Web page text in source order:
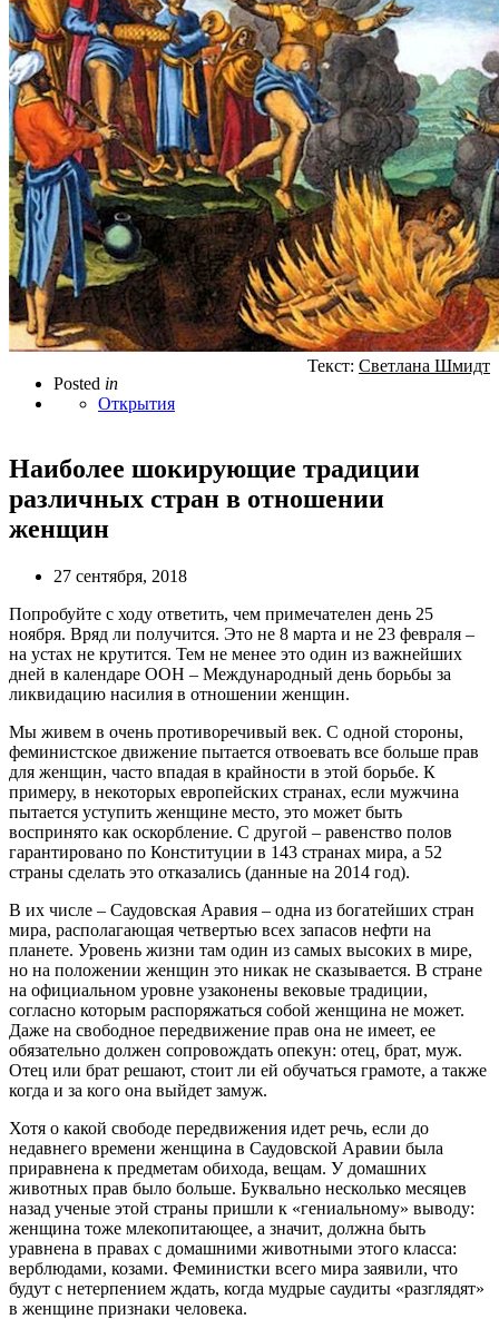
Posted in
Открытия
Текст: Светлана Шмидт
Наиболее шокирующие традиции
различных стран в отношении
женщин
27 сентября, 2018
Попробуйте с ходу ответить, чем примечателен день 25
ноября. Вряд ли получится. Это не 8 марта и не 23 февраля –
на устах не крутится. Тем не менее это один из важнейших
дней в календаре ООН – Международный день борьбы за
ликвидацию насилия в отношении женщин.
Мы живем в очень противоречивый век. С одной стороны,
феминистское движение пытается отвоевать все больше прав
для женщин, часто впадая в крайности в этой борьбе. К
примеру, в некоторых европейских странах, если мужчина
пытается уступить женщине место, это может быть
воспринято как оскорбление. С другой – равенство полов
гарантировано по Конституции в 143 странах мира, а 52
страны сделать это отказались (данные на 2014 год).
В их числе – Саудовская Аравия – одна из богатейших стран
мира, располагающая четвертью всех запасов нефти на
планете. Уровень жизни там один из самых высоких в мире,
но на положении женщин это никак не сказывается. В стране
на официальном уровне узаконены вековые традиции,
согласно которым распоряжаться собой женщина не может.
Даже на свободное передвижение прав она не имеет, ее
обязательно должен сопровождать опекун: отец, брат, муж.
Отец или брат решают, стоит ли ей обучаться грамоте, а также
когда и за кого она выйдет замуж.
Хотя о какой свободе передвижения идет речь, если до
недавнего времени женщина в Саудовской Аравии была
приравнена к предметам обихода, вещам. У домашних
животных прав было больше. Буквально несколько месяцев
назад ученые этой страны пришли к «гениальному» выводу:
женщина тоже млекопитающее, а значит, должна быть
уравнена в правах с домашними животными этого класса:
верблюдами, козами. Феминистки всего мира заявили, что
будут с нетерпением ждать, когда мудрые саудиты «разглядят»
в женщине признаки человека.